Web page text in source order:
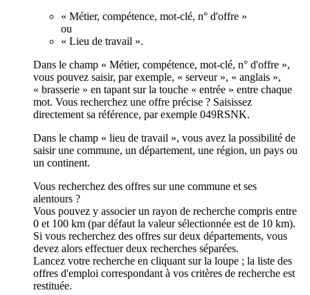
« Métier, compétence, mot-clé, n° d'offre »
ou
« Lieu de travail ».
Dans le champ « Métier, compétence, mot-clé, n° d'offre »,
vous pouvez saisir, par exemple, « serveur », « anglais »,
« brasserie » en tapant sur la touche « entrée » entre chaque
mot. Vous recherchez une offre précise ? Saisissez
directement sa référence, par exemple 049RSNK.
Dans le champ « lieu de travail », vous avez la possibilité de
saisir une commune, un département, une région, un pays ou
un continent.
Vous recherchez des offres sur une commune et ses
alentours ?
Vous pouvez y associer un rayon de recherche compris entre
0 et 100 km (par défaut la valeur sélectionnée est de 10 km).
Si vous recherchez des offres sur deux départements, vous
devez alors effectuer deux recherches séparées.
Lancez votre recherche en cliquant sur la loupe ; la liste des
offres d'emploi correspondant à vos critères de recherche est
restituée.